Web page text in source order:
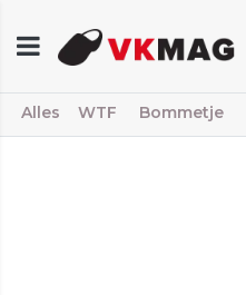
Alles WTF Bommetje